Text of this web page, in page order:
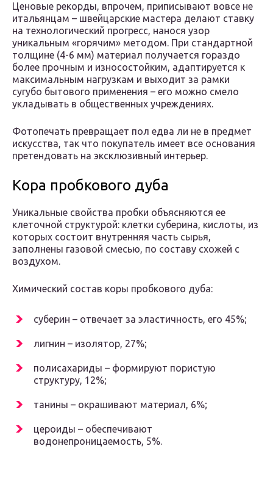
Ценовые рекорды, впрочем, приписывают вовсе не
итальянцам – швейцарские мастера делают ставку
на технологический прогресс, нанося узор
уникальным «горячим» методом. При стандартной
толщине (4-6 мм) материал получается гораздо
более прочным и износостойким, адаптируется к
максимальным нагрузкам и выходит за рамки
сугубо бытового применения – его можно смело
укладывать в общественных учреждениях.
Фотопечать превращает пол едва ли не в предмет
искусства, так что покупатель имеет все основания
претендовать на эксклюзивный интерьер.
Кора пробкового дуба
Уникальные свойства пробки объясняются ее
клеточной структурой: клетки суберина, кислоты, из
которых состоит внутренняя часть сырья,
заполнены газовой смесью, по составу схожей с
воздухом.
Химический состав коры пробкового дуба:
суберин – отвечает за эластичность, его 45%;
лигнин – изолятор, 27%;
полисахариды – формируют пористую
структуру, 12%;
танины – окрашивают материал, 6%;
цероиды – обеспечивают
водонепроницаемость, 5%.